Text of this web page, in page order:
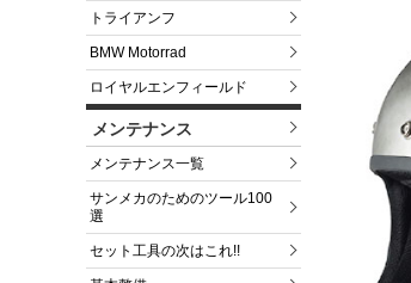
トライアンフ
BMW Motorrad
ロイヤルエンフィールド
メンテナンス
メンテナンス一覧
サンメカのためのツール100
選
セット工具の次はこれ!!